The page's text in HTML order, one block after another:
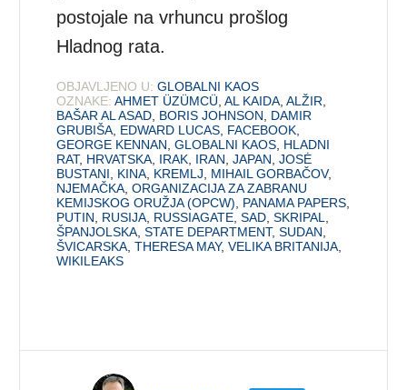
postojale na vrhuncu prošlog
Hladnog rata.
OBJAVLJENO U: GLOBALNI KAOS
OZNAKE: AHMET ÜZÜMCÜ ,AL KAIDA ,ALŽIR
BAŠAR AL ASAD BORIS JOHNSON
DAMIR
GRUBIŠA EDWARD LUCAS FACEBOOK
GEORGE KENNAN ,GLOBALNI KAOS HLADNI
RAT, HRVATSKA IRAK IRAN ,JAPAN ,JOSĖ
BUSTANI
KINA KREMLJ MIHAIL GORBAČOV,
NJEMAČKA ,ORGANIZACIJA ZA ZABRANU
KEMIJSKOG ORUŽJA (OPCW)
PANAMA PAPERS
PUTIN
RUSIJA RUSSIAGATE ,SAD ,SKRIPAL
ŠPANJOLSKA ,STATE DEPARTMENT,SUDAN
ŠVICARSKA ,THERESA MAY,VELIKA BRITANIJA
WIKILEAKS